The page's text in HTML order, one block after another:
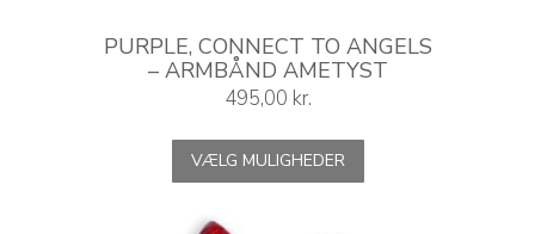
PURPLE, CONNECT TO ANGELS
– ARMBÅND AMETYST
495,00 kr.
VÆLG MULIGHEDER Dette
har